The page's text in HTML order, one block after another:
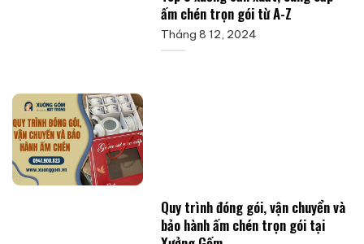
ấm chén trọn gói từ A-Z
Tháng 8 12, 2024
Quy trình đóng gói, vận chuyển và
bảo hành ấm chén trọn gói tại